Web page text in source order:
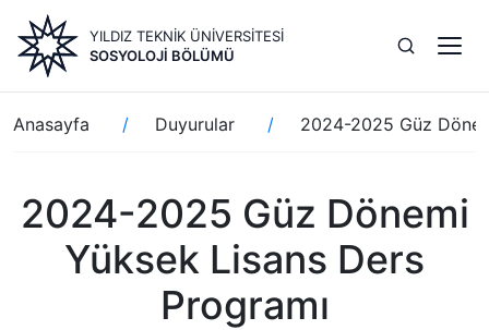
içeriğe
atla
YILDIZ TEKNİK ÜNİVERSİTESİ
SOSYOLOJI BÖLÜMÜ
Sayfa
yolu
Anasayfa Duyurular 2024-2025 Güz
2024-2025 Güz Dönemi
Yüksek Lisans Ders
Programı